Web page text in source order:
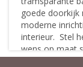
goede doorkijk
moderne
interieur. Stel
wens op maat
rolgordijn stof